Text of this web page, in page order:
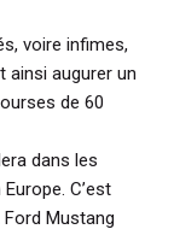
voire infimes,
augurer un
de 60
dans les
C’est
Mustang